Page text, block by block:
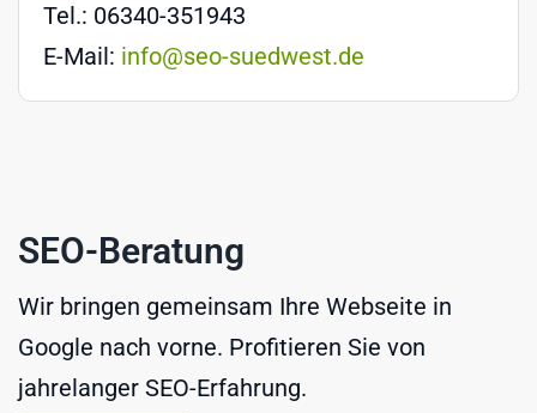
Tel.: 06340-351943
E-Mail: info@seo-suedwest.de
SEO-Beratung
Wir bringen gemeinsam Ihre Webseite in
Google nach vorne. Profitieren Sie von
jahrelanger SEO-Erfahrung.